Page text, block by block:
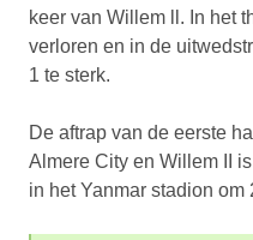
keer van Willem ll. In het
verloren en in de
1 te sterk.
De aftrap van de eerste
Almere City en Willem II
in het Yanmar stadion om